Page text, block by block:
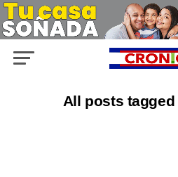
All posts